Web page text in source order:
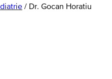
/ Dr. Gocan Horatiu